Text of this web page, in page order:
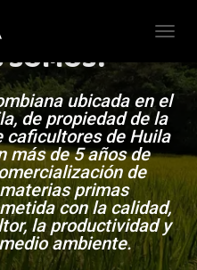
O
G
G
L
E
A
V
I
G
ubicada en el
de propiedad de la
de Huila
más de 5 años de
de
primas
con la calidad,
la productividad y
ambiente.